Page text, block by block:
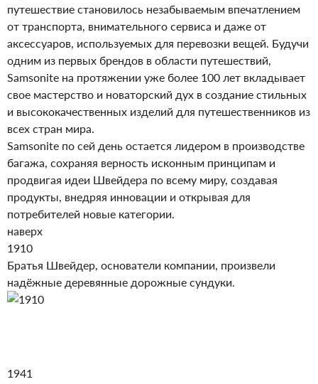
путешествие становилось незабываемым впечатлением
от транспорта, внимательного сервиса и даже от
аксессуаров, используемых для перевозки вещей. Будучи
одним из первых брендов в области путешествий,
Samsonite на протяжении уже более 100 лет вкладывает
свое мастерство и новаторский дух в создание стильных
и высококачественных изделий для путешественников из
всех стран мира.
Samsonite по сей день остается лидером в производстве
багажа, сохраняя верность исконным принципам и
продвигая идеи Швейдера по всему миру, создавая
продукты, внедряя инновации и открывая для
потребителей новые категории.
наверх
1910
Братья Швейдер, основатели компании, произвели
надёжные деревянные дорожные сундуки.
1941